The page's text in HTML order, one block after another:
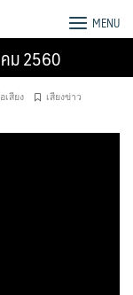
MENU
ม 2560
เสียง
เสียงข่าว